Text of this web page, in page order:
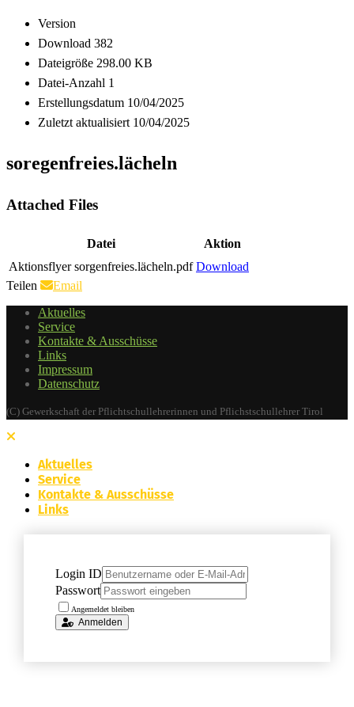
Version
Download 382
Dateigröße 298.00 KB
Datei-Anzahl 1
Erstellungsdatum 10/04/2025
Zuletzt aktualisiert 10/04/2025
soregenfreies.lächeln
Attached Files
Datei
Aktion
Aktionsflyer sorgenfreies.lächeln.pdf Download
Teilen
Email
Aktuelles
Service
Kontakte & Ausschüsse
Links
Impressum
Datenschutz
(C) Gewerkschaft der Pflichtschullehrerinnen und Pflichstschullehrer Tirol
Aktuelles
Service
Kontakte & Ausschüsse
Links
Login ID
Passwort
Angemeldet bleiben
Anmelden